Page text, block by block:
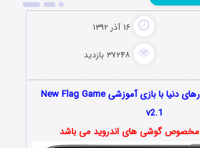
۱۶ آذر ۱۳۹۲
۳۷۲۴۸ بازدید
یادگیری پرچم کشورهای دنیا با بازی آموزشی New Flag Game
v2.1
مخصوص گوشی های اندروید می باشد